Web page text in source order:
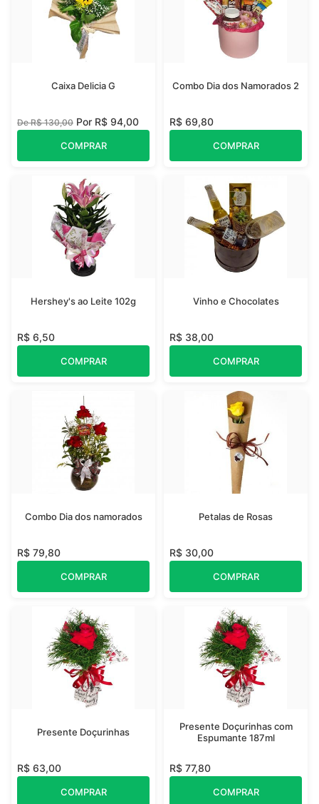
Caixa Delicia G
De R$ 130,00 Por R$ 94,00
COMPRAR
Combo Dia dos Namorados 2
R$ 69,80
COMPRAR
Hershey's ao Leite 102g
R$ 6,50
COMPRAR
Vinho e Chocolates
R$ 38,00
COMPRAR
Combo Dia dos namorados
R$ 79,80
COMPRAR
Petalas de Rosas
R$ 30,00
COMPRAR
Presente Doçurinhas
R$ 63,00
COMPRAR
Presente Doçurinhas com
Espumante 187ml
R$ 77,80
COMPRAR